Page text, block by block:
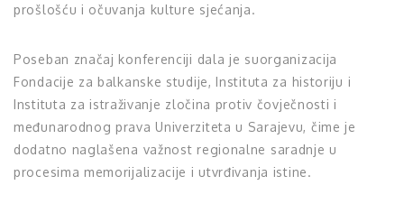
prošlošću i očuvanja kulture sjećanja.
Poseban značaj konferenciji dala je suorganizacija
Fondacije za balkanske studije, Instituta za historiju i
Instituta za istraživanje zločina protiv čovječnosti i
međunarodnog prava Univerziteta u Sarajevu, čime je
dodatno naglašena važnost regionalne saradnje u
procesima memorijalizacije i utvrđivanja istine.